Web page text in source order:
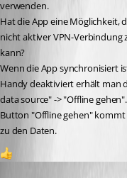
verwenden.
Hat die App eine Möglichkeit,
nicht aktiver VPN-
kann?
Wenn die App synchronisiert
Handy deaktiviert erhält man
data source" -> "Offline gehen".
Button "Offline gehen"
zu den Daten.